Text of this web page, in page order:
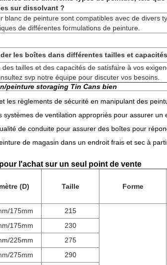
sur dissolvant ?
blanc de peinture sont compatibles avec de divers
de différentes formulations de peinture.
les boîtes dans différentes tailles et
tailles et des capacités de satisfaire à vos
svp notre équipe pour discuter vos besoins.
peinture storaging Tin Cans bien
les règlements de sécurité en manipulant des
systèmes de ventilation appropriés pour assurer un
de conduite pour assurer des boîtes pour
de magasin dans un endroit frais et sec à
l'achat sur un seul point de vente
(D) Taille Forme
175mm 215
175mm
230
225mm
275
275mm
290